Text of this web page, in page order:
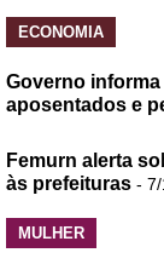
ECONOMIA
Governo
aposentados e
Femurn alerta
às prefeituras -
MULHER